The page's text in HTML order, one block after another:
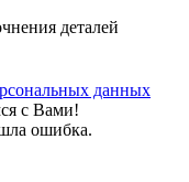
деталей
данных
с Вами!
ошибка.